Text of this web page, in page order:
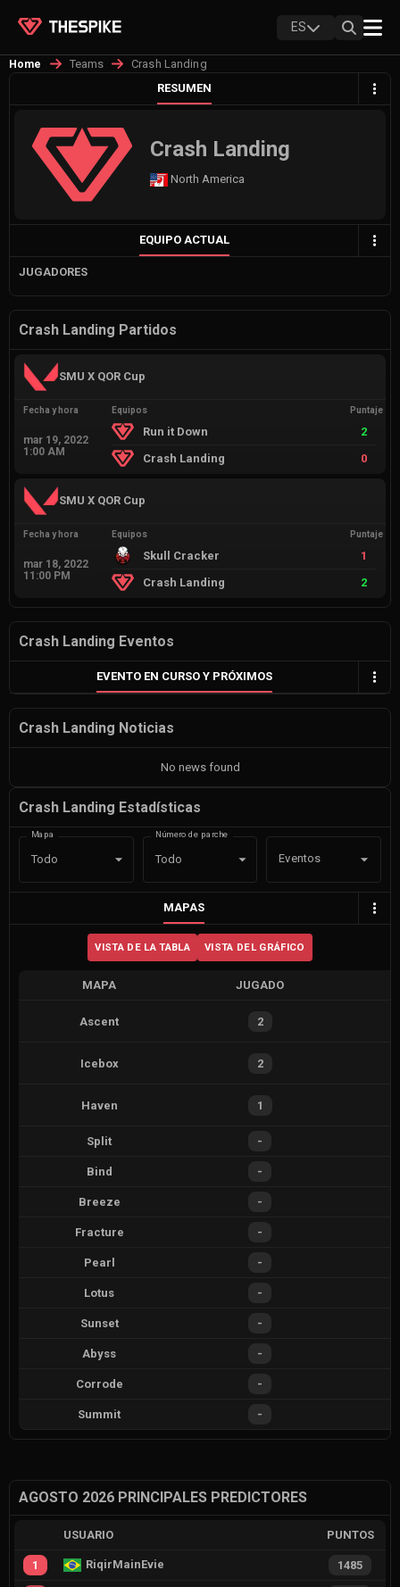
ES
Home Teams
Crash Landing
RESUMEN
Crash Landing
North America
EQUIPO ACTUAL
JUGADORES
Crash Landing Partidos
SMU X QOR Cup
Fecha y hora
mar 19, 2022
1:00 AM
Equipos Puntaje
Run it Down
2
Crash Landing
0
SMU X QOR Cup
Fecha y hora
mar 18, 2022
11:00 PM
Equipos Puntaje
Skull Cracker
1
Crash Landing
2
Crash Landing Eventos
EVENTO EN CURSO Y PRÓXIMOS
Crash Landing Noticias
No news found
Crash Landing Estadísticas
Mapa
Todo
Número de parche
Todo Eventos
MAPAS
VISTA DE LA TABLA VISTA DEL GRÁFICO
MAPA JUGADO
Ascent 2
Icebox 2
Haven 1
Split -
Bind -
Breeze -
Fracture -
Pearl -
Lotus -
Sunset -
Abyss -
Corrode -
Summit -
AGOSTO 2026 PRINCIPALES PREDICTORES
USUARIO PUNTOS
1 RiqirMainEvie 1485